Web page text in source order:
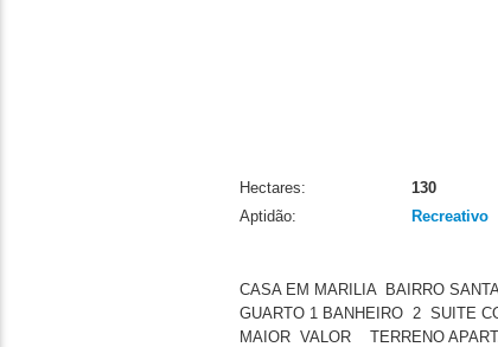
Hectares:
130
Aptidão:
Recreativo
CASA EM MARILIA BAIRRO
GUARTO 1 BANHEIRO 2 SUITE
MAIOR VALOR TERRENO